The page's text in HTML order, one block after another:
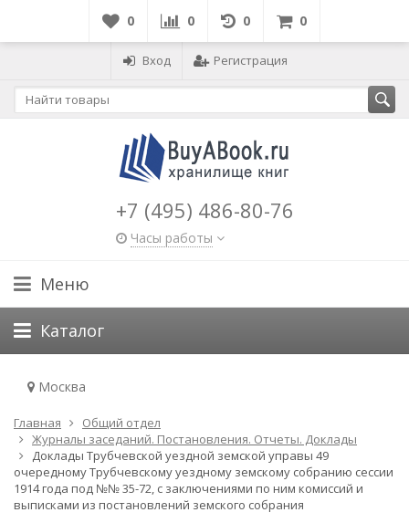
0 0 0 0
Вход Регистрация
+7 (495) 486-80-76
Часы работы
Меню
Каталог
Москва
Главная
Общий отдел
Журналы заседаний. Постановления. Отчеты. Доклады
Доклады Трубчевской уездной земской управы 49
очередному Трубчевскому уездному земскому собранию сессии
1914 года под №№ 35-72, с заключениями по ним комиссий и
выписками из постановлений земского собрания